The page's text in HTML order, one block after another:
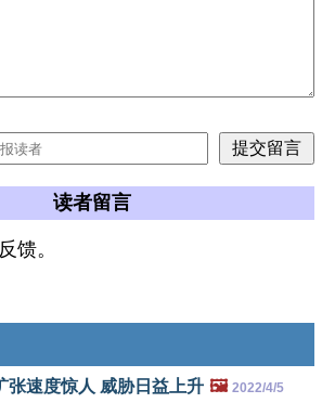
读者留言
馈。
张速度惊人 威胁日益上升 🖼️ 2022/4/5